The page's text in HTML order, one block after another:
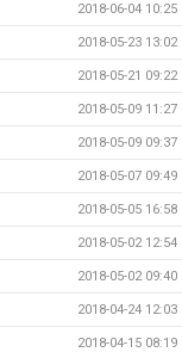
2018-06-04 10:25
2018-05-23 13:02
2018-05-21 09:22
2018-05-09 11:27
2018-05-09 09:37
2018-05-07 09:49
2018-05-05 16:58
2018-05-02 12:54
2018-05-02 09:40
2018-04-24 12:03
2018-04-15 08:19